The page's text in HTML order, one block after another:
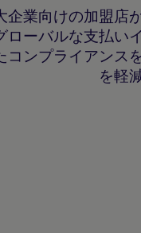
企業向けの加盟店
ローバルな支払い
コンプライアンス
を軽